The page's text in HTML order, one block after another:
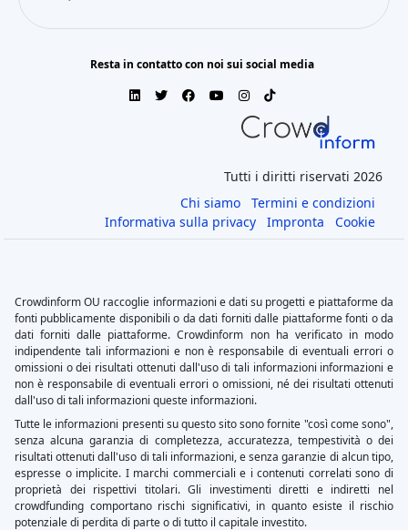
Resta in contatto con noi sui social media
Tutti i diritti riservati 2026
Chi siamo
Termini e condizioni
Informativa sulla privacy
Impronta Cookie
Crowdinform OU raccoglie informazioni e dati su progetti e piattaforme da
fonti pubblicamente disponibili o da dati forniti dalle piattaforme fonti o da
dati forniti dalle piattaforme. Crowdinform non ha verificato in modo
indipendente tali informazioni e non è responsabile di eventuali errori o
omissioni o dei risultati ottenuti dall'uso di tali informazioni informazioni e
non è responsabile di eventuali errori o omissioni, né dei risultati ottenuti
dall'uso di tali informazioni queste informazioni.
Tutte le informazioni presenti su questo sito sono fornite "così come sono",
senza alcuna garanzia di completezza, accuratezza, tempestività o dei
risultati ottenuti dall'uso di tali informazioni, e senza garanzie di alcun tipo,
espresse o implicite. I marchi commerciali e i contenuti correlati sono di
proprietà dei rispettivi titolari. Gli investimenti diretti e indiretti nel
crowdfunding comportano rischi significativi, in quanto esiste il rischio
potenziale di perdita di parte o di tutto il capitale investito.